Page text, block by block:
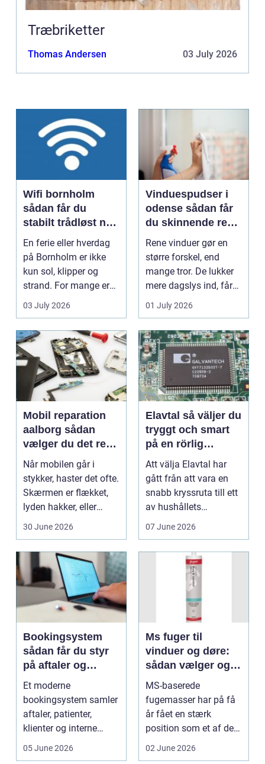
Træbriketter
Thomas Andersen 03 July 2026
Wifi bornholm
sådan får du
stabilt trådløst net
på klippeøen
En ferie eller hverdag
på Bornholm er ikke
kun sol, klipper og
strand. For mange er
en stabil intern...
03 July 2026
Vinduespudser i
odense sådan får
du skinnende rene
ruder året rundt
Rene vinduer gør en
større forskel, end
mange tror. De lukker
mere dagslys ind, får
hjem og erhvervs...
01 July 2026
Mobil reparation
aalborg sådan
vælger du det rette
værksted
Når mobilen går i
stykker, haster det ofte.
Skærmen er flækket,
lyden hakker, eller
batteriet løber ...
30 June 2026
Elavtal så väljer du
tryggt och smart
på en rörlig
elmarknad
Att välja Elavtal har
gått från att vara en
snabb kryssruta till ett
av hushållets
viktigaste ekonom...
07 June 2026
Bookingsystem
sådan får du styr
på aftaler og
arbejdsgange
Et moderne
bookingsystem samler
aftaler, patienter,
klienter og interne
arbejdsgange ét sted. I
05 June 2026
Ms fuger til
vinduer og døre:
sådan vælger og
bruger du dem
rigtigt
MS-baserede
fugemasser har på få
år fået en stærk
position som et af de
mest alsidige valg til
02 June 2026